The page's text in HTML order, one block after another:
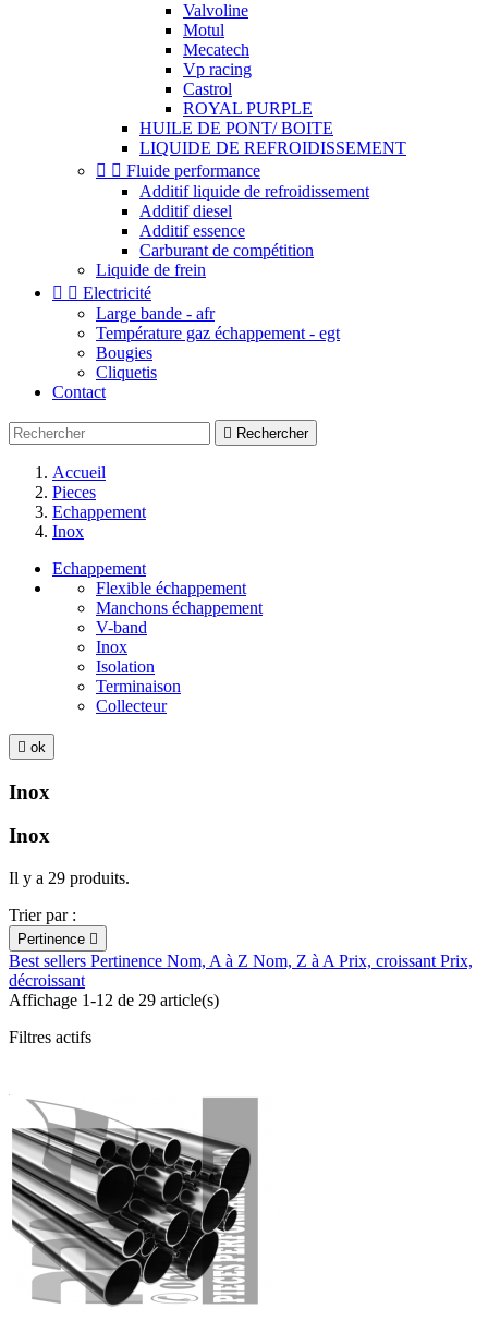
Valvoline
Motul
Mecatech
Vp racing
Castrol
ROYAL PURPLE
HUILE DE PONT/ BOITE
LIQUIDE DE REFROIDISSEMENT
  Fluide performance
Additif liquide de refroidissement
Additif diesel
Additif essence
Carburant de compétition
Liquide de frein
  Electricité
Large bande - afr
Température gaz échappement - egt
Bougies
Cliquetis
Contact
 Rechercher
Accueil
Pieces
Echappement
Inox
Echappement
Flexible échappement
Manchons échappement
V-band
Inox
Isolation
Terminaison
Collecteur
 ok
Inox
Inox
Il y a 29 produits.
Trier par :
Pertinence 
Best sellers Pertinence Nom, A à Z Nom, Z à A Prix, croissant Prix,
décroissant
Affichage 1-12 de 29 article(s)
Filtres actifs